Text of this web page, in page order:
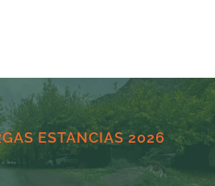
ESTANCIAS 2026